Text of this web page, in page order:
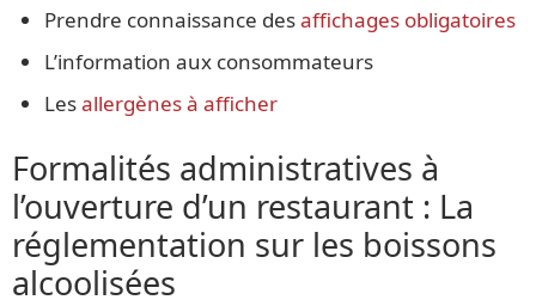
Prendre connaissance desaffichages obligatoires
L’information aux consommateurs
Lesallergènes à afficher
Formalités administratives à
l’ouverture d’un restaurant : La
réglementation sur les boissons
alcoolisées